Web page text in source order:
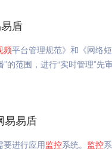
盾
频平台管理规范》和《网络短
”的范围，进行“实时管理”先
易易盾
要进行应用监控系统。 监控